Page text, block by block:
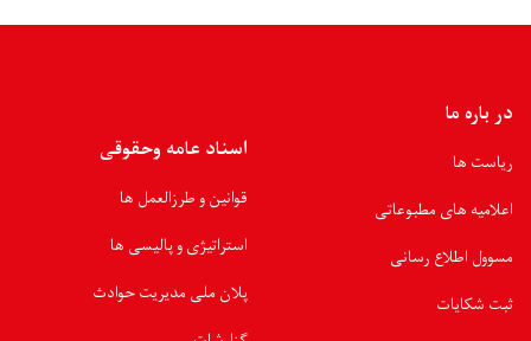
در باره ما
ریاست ها
اعلامیه های مطبوعاتی
مسوول اطلاع رسانی
ثبت شکایات
اسناد عامه وحقوقی
قوانین و طرزالعمل ها
استراتیژی و پالیسی ها
پلان ملی مدیریت حوادث